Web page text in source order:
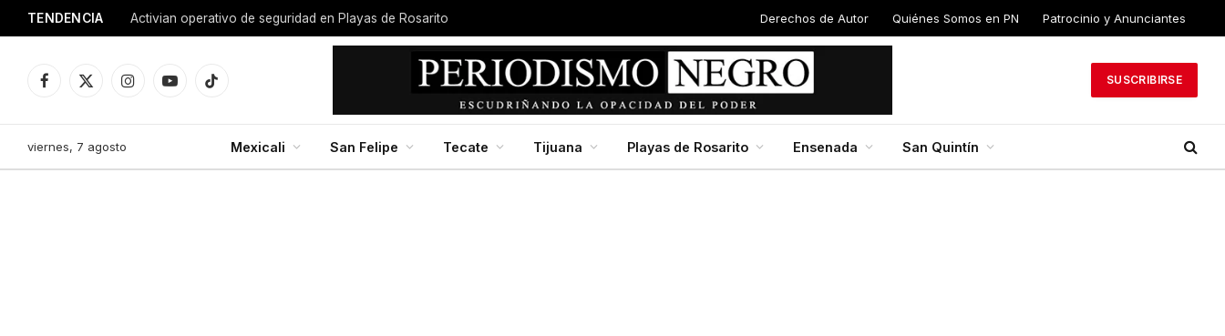
Derechos de
Autor
Quiénes Somos en
PN
Patrocinio y
Anunciantes
Facebook
X
InstagramYouTubeTikTok
SUSCRIBIRSE
viernes, 7 agosto Mexicali San Felipe Tecate Tijuana Playas de Rosarito Ensenada San Quintín